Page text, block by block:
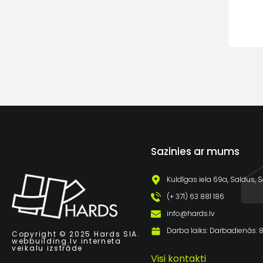
Copyright © 2025 Hards SIA.
webbuilding.lv interneta
veikalu izstrāde
Sazinies ar mums
Kuldīgas iela 69a, Saldus,
(+ 371) 63 881 186
info@hards.lv
Darba laiks: Darbadienās:
Visi kontakti